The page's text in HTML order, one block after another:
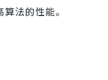
法的性能。